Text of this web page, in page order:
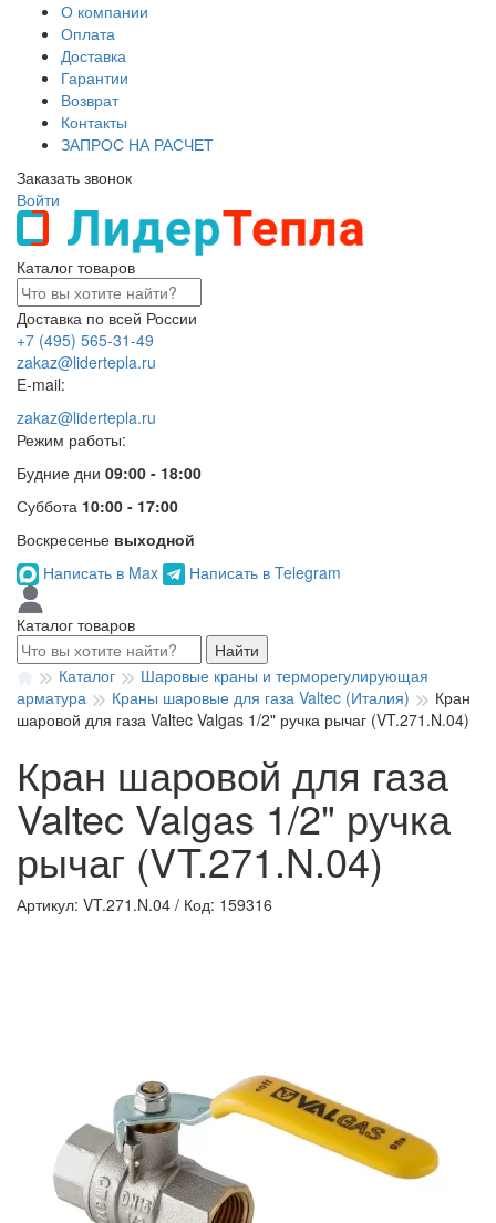
О компании
Оплата
Доставка
Гарантии
Возврат
Контакты
ЗАПРОС НА РАСЧЕТ
Заказать звонок
Войти
Каталог товаров
Доставка по всей России
+7 (495) 565-31-49
zakaz@lidertepla.ru
E-mail:
zakaz@lidertepla.ru
Режим работы:
Будние дни 09:00 - 18:00
Суббота 10:00 - 17:00
Воскресенье выходной
Написать в Max
Написать в Telegram
Каталог товаров
Найти
Каталог
Шаровые краны и терморегулирующая
арматура
Краны шаровые для газа Valtec (Италия)
Кран
шаровой для газа Valtec Valgas 1/2" ручка рычаг (VT.271.N.04)
Кран шаровой для газа
Valtec Valgas 1/2" ручка
рычаг (VT.271.N.04)
Артикул: VT.271.N.04 / Код: 159316